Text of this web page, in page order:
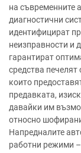
на съвременните
диагностични
идентифицират
неизправности и
гарантират
средства печелят
които
предавката,
давайки им
относно
Напредналите
работни режими